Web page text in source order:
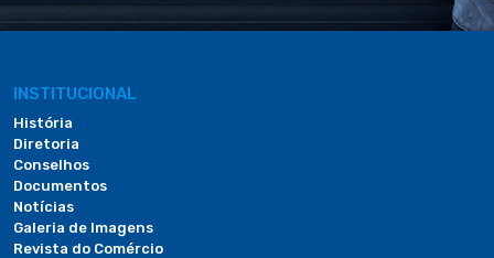
INSTITUCIONAL
História
Diretoria
Conselhos
Documentos
Notícias
Galeria de Imagens
Revista do Comércio